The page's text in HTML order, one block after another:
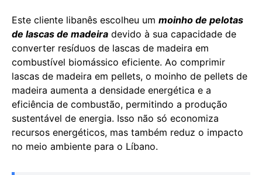
Este cliente libanês escolheu um moinho de pelotas
de lascas de madeira devido à sua capacidade de
converter resíduos de lascas de madeira em
combustível biomássico eficiente. Ao comprimir
lascas de madeira em pellets, o moinho de pellets de
madeira aumenta a densidade energética e a
eficiência de combustão, permitindo a produção
sustentável de energia. Isso não só economiza
recursos energéticos, mas também reduz o impacto
no meio ambiente para o Líbano.